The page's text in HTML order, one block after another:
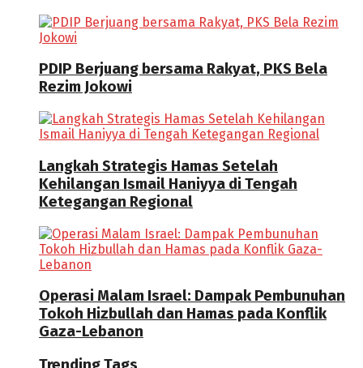
PDIP Berjuang bersama Rakyat, PKS Bela
Rezim Jokowi
Langkah Strategis Hamas Setelah
Kehilangan Ismail Haniyya di Tengah
Ketegangan Regional
Operasi Malam Israel: Dampak Pembunuhan
Tokoh Hizbullah dan Hamas pada Konflik
Gaza-Lebanon